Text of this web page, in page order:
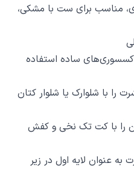
مناسب برای ست با مشکی،
ساده استفاده
را با شلوارک یا شلوار کتان
آن را با کت تک نخی و کفش
عنوان لایه اول در زیر